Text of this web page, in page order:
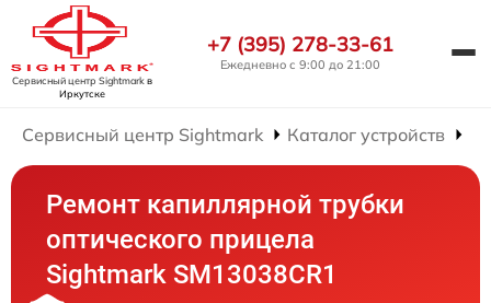
Сервисный центр Sightmarkв
Иркутске
+7 (395) 278-33-61
Ежедневно с 9:00 до 21:00
Сервисный центр Sightmark Каталог устройств
Ремонт капиллярной трубки
оптического прицела
Sightmark SM13038CR1